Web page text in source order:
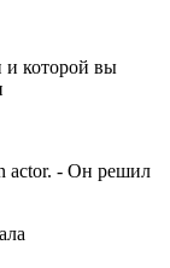
и которой вы
actor. - Он решил